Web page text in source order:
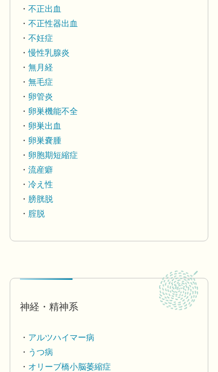
不正出血
不正性器出血
不妊症
慢性乳腺炎
無月経
無毛症
卵管炎
卵巣機能不全
卵巣出血
卵巣嚢腫
卵胞期短縮症
流産癖
冷え性
膀胱脱
腟脱
神経・精神系
アルツハイマー病
うつ病
オリーブ橋小脳萎縮症